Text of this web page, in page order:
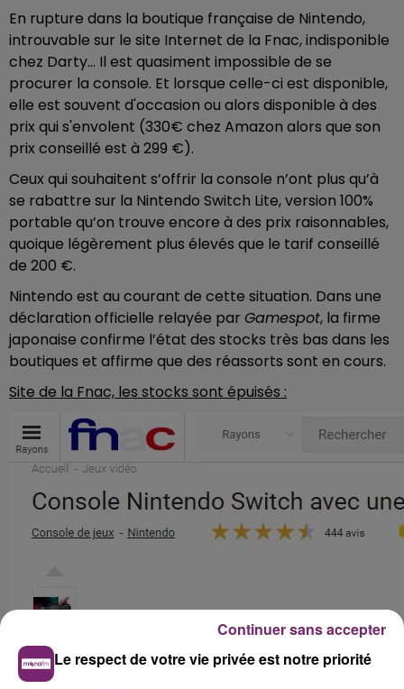
En rupture dans la boutique française de Nintendo,
introuvable sur le site Internet de la Fnac, indisponible
chez Darty... Il est quasiment impossible de se
procurer la console. Et lorsque celle-ci est disponible,
elle est souvent d'occasion ou alors disponible à des
prix qui s'envolent (330€ chez Amazon alors que son
prix conseillé est à 299 €).
Ceux qui souhaitent s’offrir la console n’ont plus qu’à
se rabattre sur la Nintendo Switch Lite, version 100%
portable qu’on trouve encore à des prix raisonnables,
quoique légèrement plus élevés que le tarif conseillé
de 200 €.
Nintendo est au courant de cette situation. Dans une
déclaration officielle relayée par Gamespot, la firme
japonaise confirme l’état des stocks très bas dans les
boutiques et affirme que des réassorts sont en cours.
Site de la Fnac, les stocks sont épuisés :
Le respect de votre vie privée est notre priorité
Continuer sans accepter